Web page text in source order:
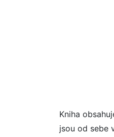
Kniha
jsou od sebe